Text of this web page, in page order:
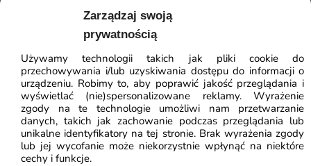
Zarządzaj swoją
prywatnością
Używamy technologii takich jak pliki cookie do
przechowywania i/lub uzyskiwania dostępu do informacji o
urządzeniu. Robimy to, aby poprawić jakość przeglądania i
wyświetlać (nie)spersonalizowane reklamy. Wyrażenie
zgody na te technologie umożliwi nam przetwarzanie
danych, takich jak zachowanie podczas przeglądania lub
unikalne identyfikatory na tej stronie. Brak wyrażenia zgody
lub jej wycofanie może niekorzystnie wpłynąć na niektóre
cechy i funkcje.